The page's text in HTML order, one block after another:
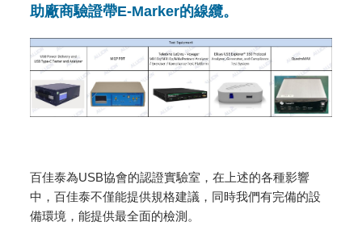
助廠商驗證帶E-Marker的線纜。
百佳泰為USB協會的認證實驗室，在上述的各種影響
中，百佳泰不僅能提供規格建議，同時我們有完備的設
備環境，能提供最全面的檢測。